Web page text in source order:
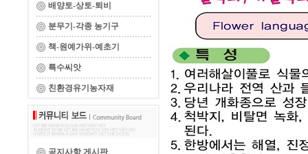
배양토-상토-퇴비
분무기-각종 농기구
책-원예가위-예초기
특수씨앗
친환경유기농자재
공지사항 게시판